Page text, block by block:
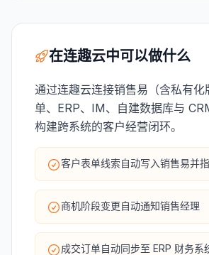
在连趣云中可以做什么
通过连趣云连接销售易（含私有化
单、ERP、IM、自建数据库与
构建跨系统的客户经营闭环。
客户表单线索自动写入销售易并
商机阶段变更自动通知销售经理
成交订单自动同步至 ERP 财务系